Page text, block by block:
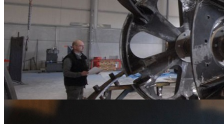
Carpenterie Metalliche